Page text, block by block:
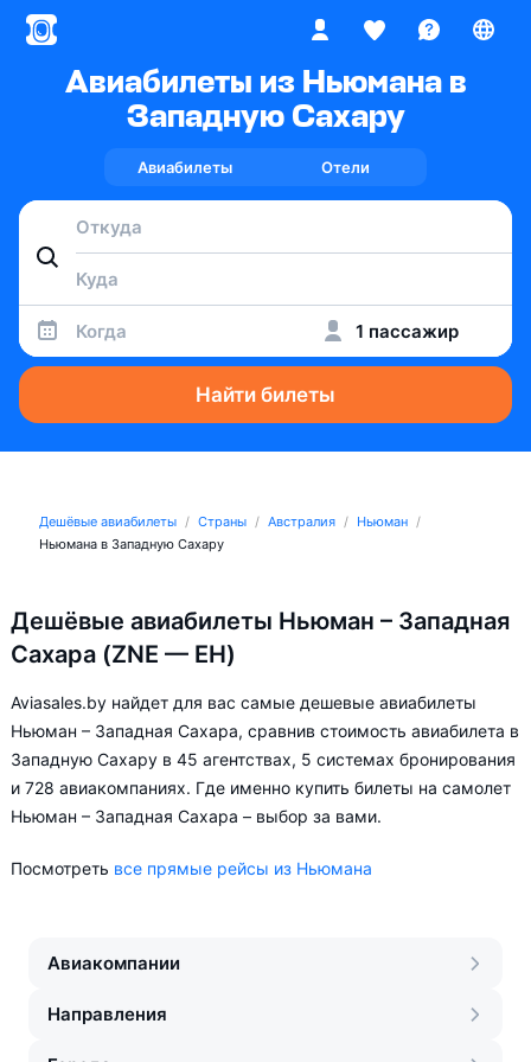
Авиабилеты из Ньюмана в
Западную Сахару
Авиабилеты Отели
Когда 1 пассажир
Найти билеты
Дешёвые авиабилеты Страны Австралия
Ньюман
Ньюмана в Западную Сахару
Дешёвые авиабилеты Ньюман – Западная
Сахара (ZNE — EH)
Aviasales.by найдет для вас самые дешевые авиабилеты
Ньюман – Западная Сахара, сравнив стоимость авиабилета в
Западную Сахару в 45 агентствах, 5 системах бронирования
и 728 авиакомпаниях. Где именно купить билеты на самолет
Ньюман – Западная Сахара – выбор за вами.
Посмотреть все прямые рейсы из Ньюмана
Авиакомпании
Направления